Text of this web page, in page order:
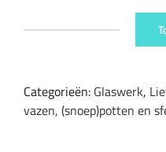
deksel
"sweets
Categorieën: Glaswerk,
vazen, (snoep)potten en